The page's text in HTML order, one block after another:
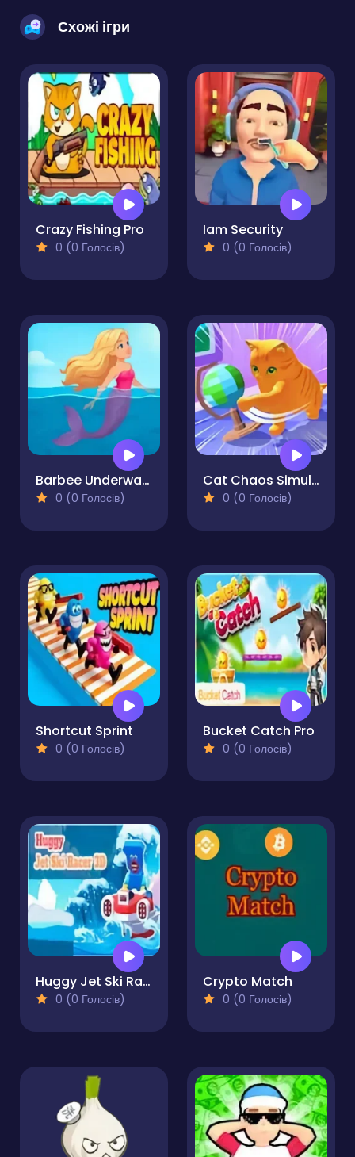
Схожі ігри
Crazy Fishing Pro
0 (0 Голосів)
Iam Security
0 (0 Голосів)
Barbee Underwater Dash
0 (0 Голосів)
Cat Chaos Simulator
0 (0 Голосів)
Shortcut Sprint
0 (0 Голосів)
Bucket Catch Pro
0 (0 Голосів)
Huggy Jet Ski Racer!
0 (0 Голосів)
Crypto Match
0 (0 Голосів)